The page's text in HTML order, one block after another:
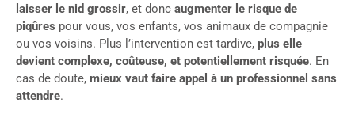
laisser le nid grossir, et donc augmenter le risque de
piqûres pour vous, vos enfants, vos animaux de compagnie
ou vos voisins. Plus l’intervention est tardive, plus elle
devient complexe, coûteuse, et potentiellement risquée. En
cas de doute, mieux vaut faire appel à un professionnel sans
attendre.